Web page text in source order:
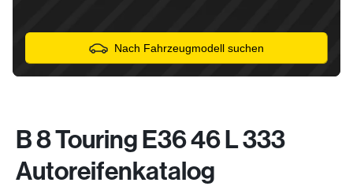
Nach Fahrzeugmodell suchen
B 8 Touring E36 46 L 333
Autoreifenkatalog